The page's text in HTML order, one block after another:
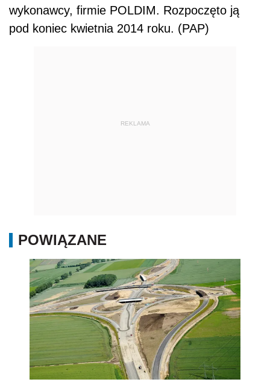
wykonawcy, firmie POLDIM. Rozpoczęto ją
pod koniec kwietnia 2014 roku. (PAP)
REKLAMA
POWIĄZANE